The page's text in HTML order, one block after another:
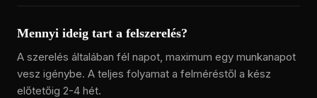
Mennyi ideig tart a felszerelés?
A szerelés általában fél napot, maximum egy munkanapot
vesz igénybe. A teljes folyamat a felméréstől a kész
előtetőig 2-4 hét.